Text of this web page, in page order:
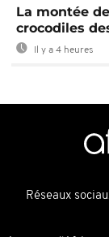
La montée
crocodiles
Il y a 4 heures
Réseaux